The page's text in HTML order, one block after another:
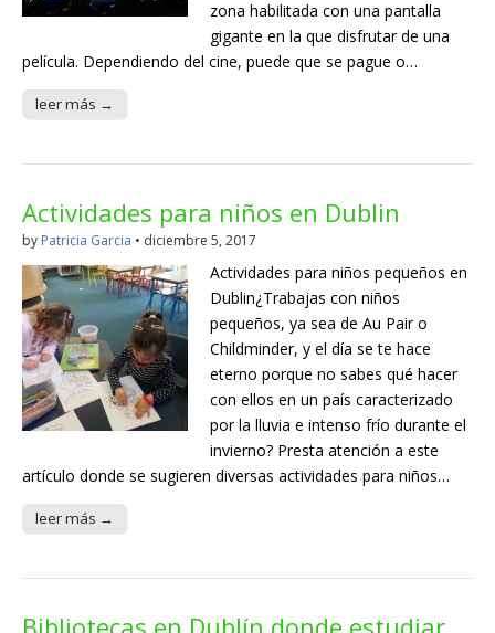
zona habilitada con una pantalla
gigante en la que disfrutar de una
película. Dependiendo del cine, puede que se pague o…
leer más →
Actividades para niños en Dublin
by Patricia Garcia • diciembre 5, 2017
Actividades para niños pequeños en
Dublin¿Trabajas con niños
pequeños, ya sea de Au Pair o
Childminder, y el día se te hace
eterno porque no sabes qué hacer
con ellos en un país caracterizado
por la lluvia e intenso frío durante el
invierno? Presta atención a este
artículo donde se sugieren diversas actividades para niños…
leer más →
Bibliotecas en Dublín donde estudiar